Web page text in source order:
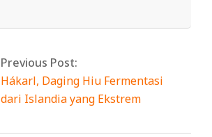
Previous Post:
Hákarl, Daging Hiu Fermentasi
dari Islandia yang Ekstrem